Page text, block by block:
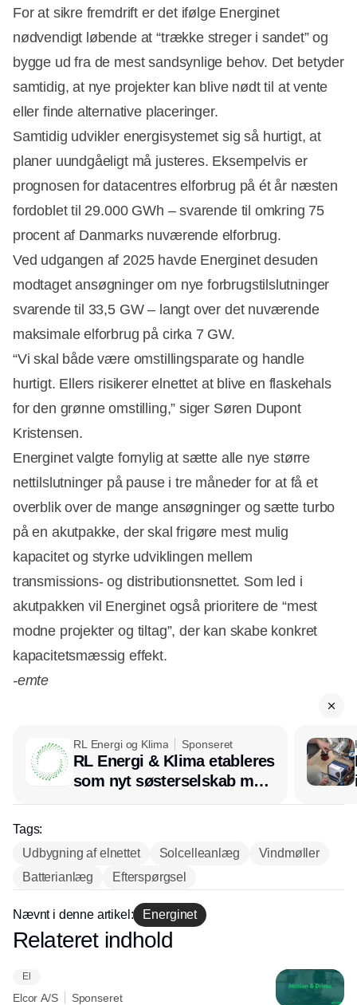
For at sikre fremdrift er det ifølge Energinet
nødvendigt løbende at “trække streger i sandet” og
bygge ud fra de mest sandsynlige behov. Det betyder
samtidig, at nye projekter kan blive nødt til at vente
eller finde alternative placeringer.
Samtidig udvikler energisystemet sig så hurtigt, at
planer uundgåeligt må justeres. Eksempelvis er
prognosen for datacentres elforbrug på ét år næsten
fordoblet til 29.000 GWh – svarende til omkring 75
procent af Danmarks nuværende elforbrug.
Ved udgangen af 2025 havde Energinet desuden
modtaget ansøgninger om nye forbrugstilslutninger
svarende til 33,5 GW – langt over det nuværende
maksimale elforbrug på cirka 7 GW.
“Vi skal både være omstillingsparate og handle
hurtigt. Ellers risikerer elnettet at blive en flaskehals
for den grønne omstilling,” siger Søren Dupont
Kristensen.
Energinet valgte fornylig at sætte alle nye større
nettilslutninger på pause i tre måneder for at få et
overblik over de mange ansøgninger og sætte turbo
på en akutpakke, der skal frigøre mest mulig
kapacitet og styrke udviklingen mellem
transmissions- og distributionsnettet. Som led i
akutpakken vil Energinet også prioritere de “mest
modne projekter og tiltag”, der kan skabe konkret
kapacitetsmæssig effekt.
-emte
RL Energi og Klima Sponseret
RL Energi & Klima etableres
som nyt søsterselskab med
afsæt i RL Ventilation
Tags:
Udbygning af elnettet
Solcelleanlæg
Vindmøller
Batterianlæg
Efterspørgsel
Nævnt i denne artikel: Energinet
Annonce
Relateret indhold
El
Elcor A/S Sponseret